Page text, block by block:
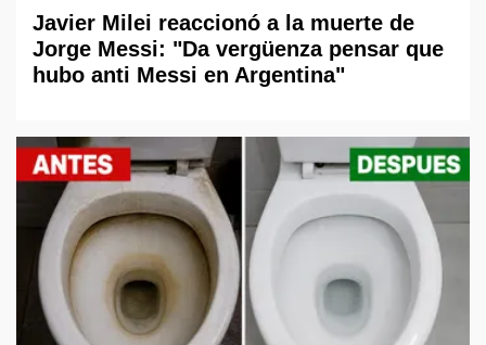
Javier Milei reaccionó a la muerte de
Jorge Messi: "Da vergüenza pensar que
hubo anti Messi en Argentina"